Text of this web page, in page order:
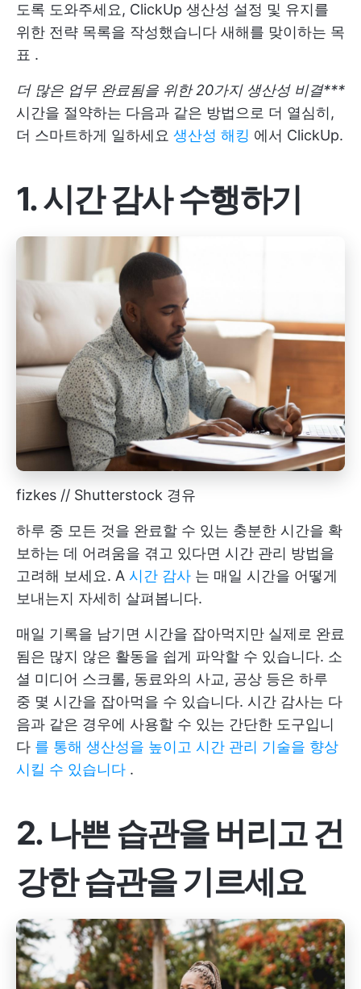
도록 도와주세요, ClickUp 생산성 설정 및 유지를
위한 전략 목록을 작성했습니다 새해를 맞이하는 목
표 .
더 많은 업무 완료됨을 위한 20가지 생산성 비결***
시간을 절약하는 다음과 같은 방법으로 더 열심히,
더 스마트하게 일하세요 생산성 해킹 에서 ClickUp.
1. 시간 감사 수행하기
fizkes // Shutterstock 경유
하루 중 모든 것을 완료할 수 있는 충분한 시간을 확
보하는 데 어려움을 겪고 있다면 시간 관리 방법을
고려해 보세요. A 시간 감사 는 매일 시간을 어떻게
보내는지 자세히 살펴봅니다.
매일 기록을 남기면 시간을 잡아먹지만 실제로 완료
됨은 많지 않은 활동을 쉽게 파악할 수 있습니다. 소
셜 미디어 스크롤, 동료와의 사교, 공상 등은 하루
중 몇 시간을 잡아먹을 수 있습니다. 시간 감사는 다
음과 같은 경우에 사용할 수 있는 간단한 도구입니
다 를 통해 생산성을 높이고 시간 관리 기술을 향상
시킬 수 있습니다 .
2. 나쁜 습관을 버리고 건
강한 습관을 기르세요